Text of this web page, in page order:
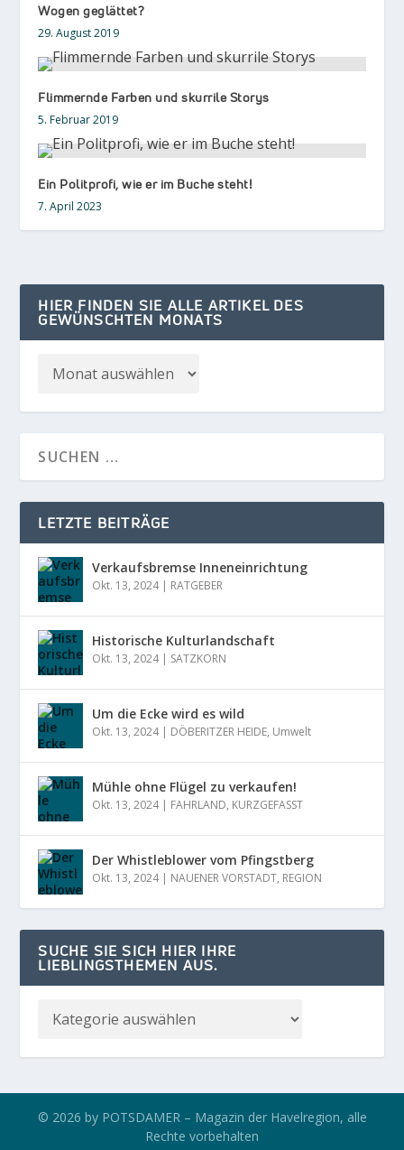
Wogen geglättet?
29. August 2019
Flimmernde Farben und skurrile Storys
5. Februar 2019
Ein Politprofi, wie er im Buche steht!
7. April 2023
HIER FINDEN SIE ALLE ARTIKEL DES
GEWÜNSCHTEN MONATS
LETZTE BEITRÄGE
Verkaufsbremse Inneneinrichtung
Okt. 13, 2024| RATGEBER
Historische Kulturlandschaft
Okt. 13, 2024| SATZKORN
Um die Ecke wird es wild
Okt. 13, 2024| DÖBERITZER HEIDE, Umwelt
Mühle ohne Flügel zu verkaufen!
Okt. 13, 2024| FAHRLAND, KURZGEFASST
Der Whistleblower vom Pfingstberg
Okt. 13, 2024| NAUENER VORSTADT, REGION
SUCHE SIE SICH HIER IHRE
LIEBLINGSTHEMEN AUS.
© 2026 by POTSDAMER – Magazin der Havelregion, alle
Rechte vorbehalten